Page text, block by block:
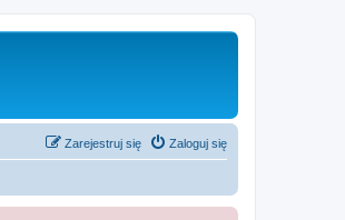
Zaloguj się
Zarejestruj się